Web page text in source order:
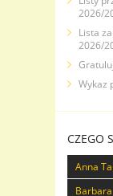
2026/
Lista
2026/
Wykaz
CZEGO
Anna